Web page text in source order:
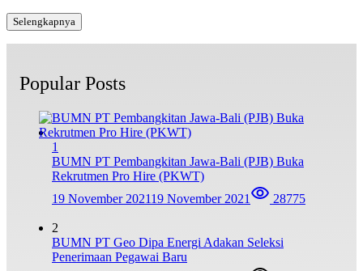
Selengkapnya
Popular Posts
1
BUMN PT Pembangkitan Jawa-Bali (PJB) Buka
Rekrutmen Pro Hire (PKWT)
19 November 202119 November 2021 28775
2
BUMN PT Geo Dipa Energi Adakan Seleksi
Penerimaan Pegawai Baru